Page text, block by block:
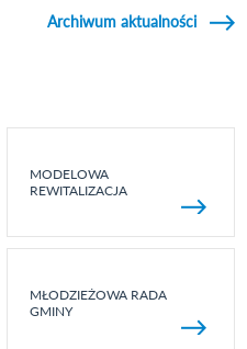
Archiwum aktualności
MODELOWA
REWITALIZACJA
MŁODZIEŻOWA RADA
GMINY